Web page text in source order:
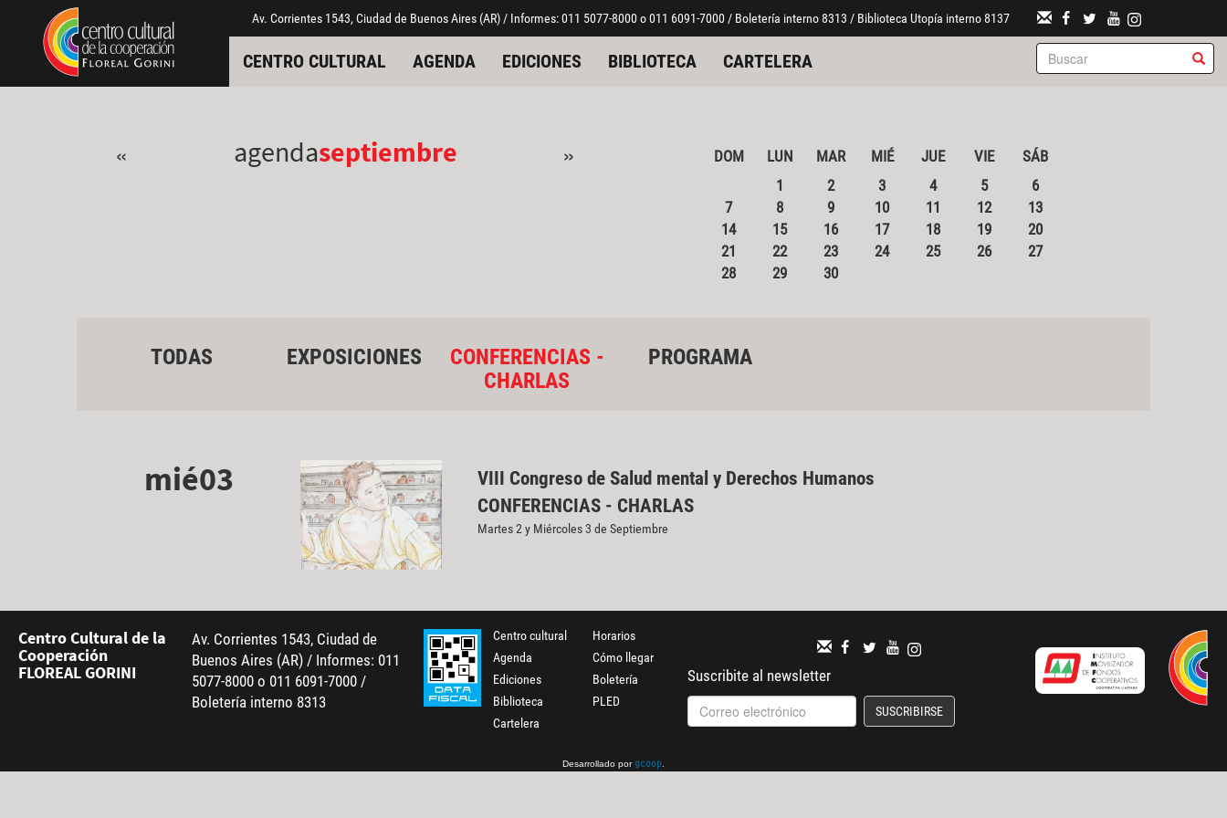
Pasar al contenido principal
Jump to main content Av. Corrientes 1543, Ciudad de Buenos Aires (AR) / Informes: 011 5077-8000 o 011 6091-7000 / Boletería interno 8313 / Biblioteca Utopía interno 8137
CENTRO CULTURAL AGENDA EDICIONES BIBLIOTECA CARTELERA
« agendaseptiembre » DOM LUN MAR MIÉ JUE VIE
SÁB
1
2 3 4 5
6
7
8 9 10 11 12
13
14
15 16 17 18 19
20
21
22 23 24 25 26
27
28
29 30
TODAS EXPOSICIONES
CONFERENCIAS -
CHARLAS
PROGRAMA
mié03
VIII Congreso de Salud mental y Derechos Humanos
CONFERENCIAS - CHARLAS
Martes 2 y Miércoles 3 de Septiembre
Centro Cultural de la
Cooperación
FLOREAL GORINI
Av. Corrientes 1543, Ciudad de
Buenos Aires (AR) / Informes: 011
5077-8000 o 011 6091-7000 /
Boletería interno 8313
Centro cultural
Agenda
Ediciones
Biblioteca
Cartelera
Horarios
Cómo llegar
Boletería
PLED
Suscribite al newsletter
SUSCRIBIRSE
Desarrollado por gcoop